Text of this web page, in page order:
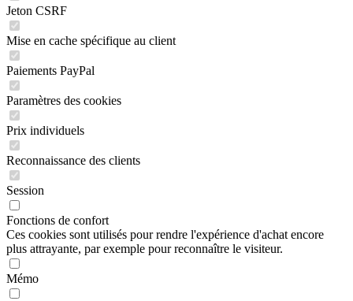
Jeton CSRF
Mise en cache spécifique au client
Paiements PayPal
Paramètres des cookies
Prix individuels
Reconnaissance des clients
Session
Fonctions de confort
Ces cookies sont utilisés pour rendre l'expérience d'achat encore
plus attrayante, par exemple pour reconnaître le visiteur.
Mémo